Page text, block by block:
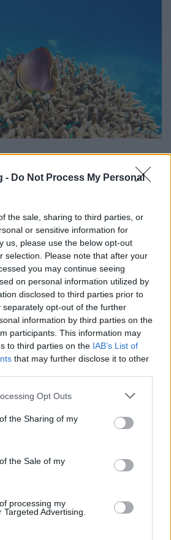
- Do Not Process My Personal
the sale, sharing to third parties, or
or sensitive information for
us, please use the below opt-out
selection. Please note that after your
you may continue seeing
on personal information utilized by
disclosed to third parties prior to
separately opt-out of the further
information by third parties on the
participants. This information may
to third parties on the IAB’s List of
that may further disclose it to other
app uses one or more Google
or usage behaviour. You may click to
Google and its third-party tags to
specified purposes in below Google
Opt Outs
the Sharing of my
the Sale of my
processing my
Advertising.
védelméről
védelméről.
az utolsó
amit az USA-val kötött